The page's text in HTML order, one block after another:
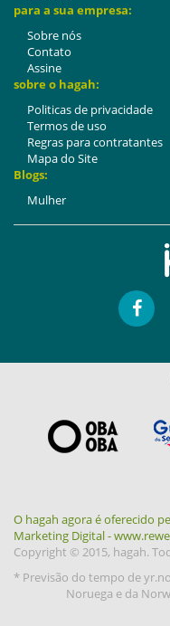
para a sua empresa:
Sobre nós
Contato
Assine
sobre o hagah:
Politicas de privacidade
Termos de uso
Regras para contratantes
Mapa do Site
Blogs:
Mulher
O hagah agora é oferecido
Marketing Digital -
Copyright © 2015, hagah.
* Previsão do tempo de
Noruega e da